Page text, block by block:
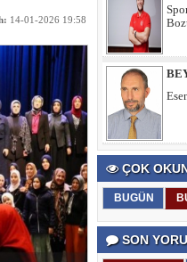
14-01-2026 19:58
ÇOK
BUGÜN
SON